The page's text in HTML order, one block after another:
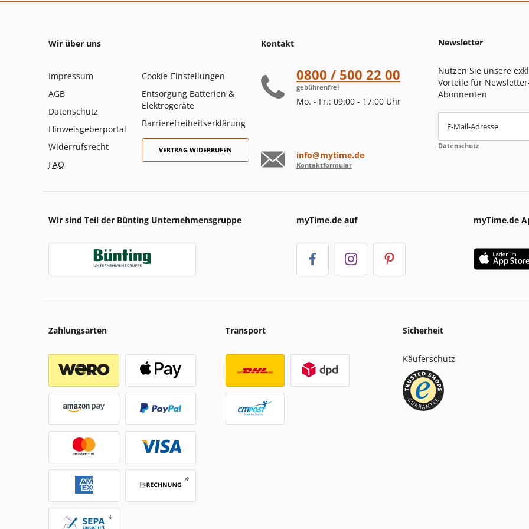
Wir über uns
Impressum
AGB
Datenschutz
Hinweisgeberportal
Widerrufsrecht
FAQ
Cookie-Einstellungen
Entsorgung Batterien &
Elektrogeräte
Barrierefreiheitserklärung
VERTRAG WIDERRUFEN
Kontakt
0800 / 500 22 00
gebührenfrei
Mo. - Fr.: 09:00 - 17:00 Uhr
info@mytime.de
Kontaktformular
Newsletter
Nutzen Sie unsere
Vorteile für
Abonnenten
E-Mail-Adresse
Datenschutz
Wir sind Teil der Bünting Unternehmensgruppe myTime.de auf myTime.de
Zahlungsarten Transport Sicherheit
Käuferschutz